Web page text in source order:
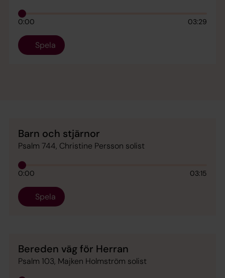
0:00 03:29
Spela
Barn och stjärnor
Psalm 744, Christine Persson solist
0:00 03:15
Spela
Bereden väg för Herran
Psalm 103, Majken Holmström solist